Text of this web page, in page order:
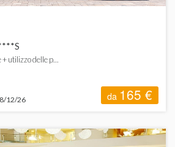
utilizzo delle p...
12/26 da 165 €